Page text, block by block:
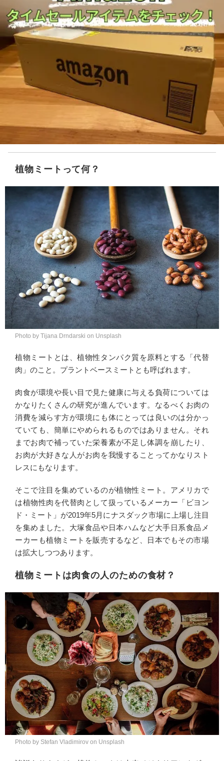
植物ミートって何？
Photo by Tijana Drndarski on Unsplash
植物ミートとは、植物性タンパク質を原料とする「代替
肉」のこと。プラントベースミートとも呼ばれます。
肉食が環境や長い目で見た健康に与える負荷については
かなりたくさんの研究が進んでいます。なるべくお肉の
消費を減らす方が環境にも体にとっては良いのは分かっ
ていても、簡単にやめられるものではありません。それ
までお肉で補っていた栄養素が不足し体調を崩したり、
お肉が大好きな人がお肉を我慢することってかなりスト
レスにもなります。
そこで注目を集めているのが植物性ミート。アメリカで
は植物性肉を代替肉として扱っているメーカー「ビヨン
ド・ミート」が2019年5月にナスダック市場に上場し注目
を集めました。大塚食品や日本ハムなど大手日系食品メ
ーカーも植物ミートを販売するなど、日本でもその市場
は拡大しつつあります。
植物ミートは肉食の人のための食材？
Photo by Stefan Vladimirov on Unsplash